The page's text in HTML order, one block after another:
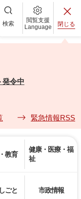
検索
閲覧支援
Language
閉じる
発令中
緊急情報RSS
教育
健康・医療・福
祉
ごと 市政情報